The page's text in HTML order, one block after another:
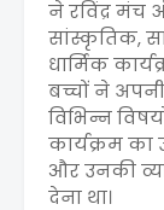
ने रविंद्र मंच
सांस्कृतिक,
धार्मिक
बच्चों ने
विभिन्न
कार्यक्रम का
और उनकी
देना था।